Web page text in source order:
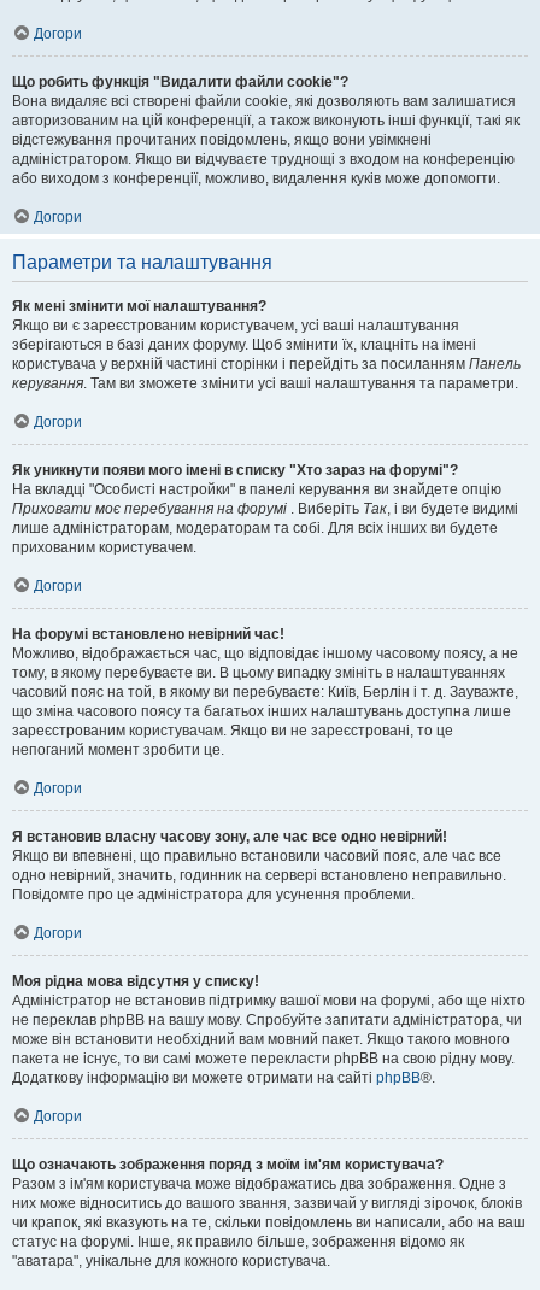
Догори
Що робить функція "Видалити файли cookie"?
Вона видаляє всі створені файли cookie, які дозволяють вам залишатися
авторизованим на цій конференції, а також виконують інші функції, такі як
відстежування прочитаних повідомлень, якщо вони увімкнені
адміністратором. Якщо ви відчуваєте труднощі з входом на конференцію
або виходом з конференції, можливо, видалення куків може допомогти.
Догори
Параметри та налаштування
Як мені змінити мої налаштування?
Якщо ви є зареєстрованим користувачем, усі ваші налаштування
зберігаються в базі даних форуму. Щоб змінити їх, клацніть на імені
користувача у верхній частині сторінки і перейдіть за посиланням Панель
керування. Там ви зможете змінити усі ваші налаштування та параметри.
Догори
Як уникнути появи мого імені в списку "Хто зараз на форумі"?
На вкладці "Особисті настройки" в панелі керування ви знайдете опцію
Приховати моє перебування на форумі . Виберіть Так, і ви будете видимі
лише адміністраторам, модераторам та собі. Для всіх інших ви будете
прихованим користувачем.
Догори
На форумі встановлено невірний час!
Можливо, відображається час, що відповідає іншому часовому поясу, а не
тому, в якому перебуваєте ви. В цьому випадку змініть в налаштуваннях
часовий пояс на той, в якому ви перебуваєте: Київ, Берлін і т. д. Зауважте,
що зміна часового поясу та багатьох інших налаштувань доступна лише
зареєстрованим користувачам. Якщо ви не зареєстровані, то це
непоганий момент зробити це.
Догори
Я встановив власну часову зону, але час все одно невірний!
Якщо ви впевнені, що правильно встановили часовий пояс, але час все
одно невірний, значить, годинник на сервері встановлено неправильно.
Повідомте про це адміністратора для усунення проблеми.
Догори
Моя рідна мова відсутня у списку!
Адміністратор не встановив підтримку вашої мови на форумі, або ще ніхто
не переклав phpBB на вашу мову. Спробуйте запитати адміністратора, чи
може він встановити необхідний вам мовний пакет. Якщо такого мовного
пакета не існує, то ви самі можете перекласти phpBB на свою рідну мову.
Додаткову інформацію ви можете отримати на сайті phpBB®.
Догори
Що означають зображення поряд з моїм ім'ям користувача?
Разом з ім'ям користувача може відображатись два зображення. Одне з
них може відноситись до вашого звання, зазвичай у вигляді зірочок, блоків
чи крапок, які вказують на те, скільки повідомлень ви написали, або на ваш
статус на форумі. Інше, як правило більше, зображення відомо як
"аватара", унікальне для кожного користувача.